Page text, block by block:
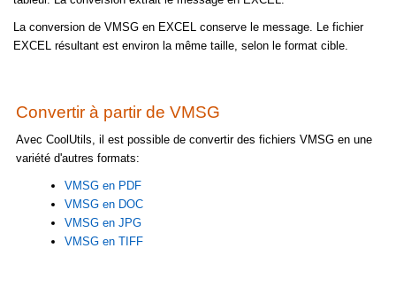
La conversion de VMSG en EXCEL conserve le message. Le fichier
EXCEL résultant est environ la même taille, selon le format cible.
Convertir à partir de VMSG
Avec CoolUtils, il est possible de convertir des fichiers VMSG en une
variété d'autres formats:
VMSG en PDF
VMSG en DOC
VMSG en JPG
VMSG en TIFF